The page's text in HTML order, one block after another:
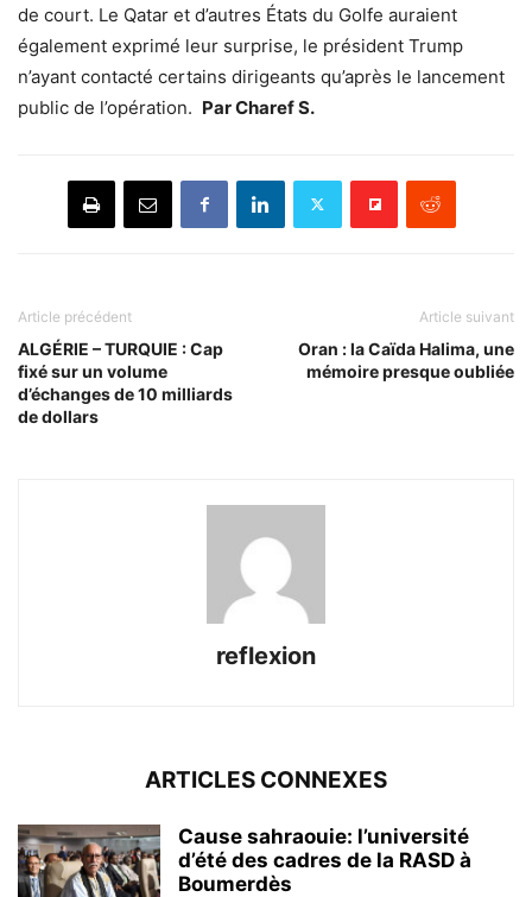
de court. Le Qatar et d’autres États du Golfe auraient
également exprimé leur surprise, le président Trump
n’ayant contacté certains dirigeants qu’après le lancement
public de l’opération. Par Charef S.
Article précédent
ALGÉRIE – TURQUIE : Cap
fixé sur un volume
d’échanges de 10 milliards
de dollars
Article suivant
Oran : la Caïda Halima, une
mémoire presque oubliée
reflexion
ARTICLES CONNEXES
Cause sahraouie: l’université
d’été des cadres de la RASD à
Boumerdès